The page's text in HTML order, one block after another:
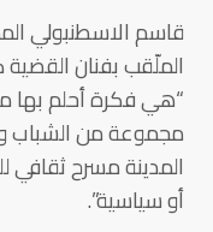
قاسم الاسطنبولي
الملّقب بفنان
“هي فكرة أحلم بها
مجموعة من الشباب
المدينة مسرح ثقافي
أو سياسية”.